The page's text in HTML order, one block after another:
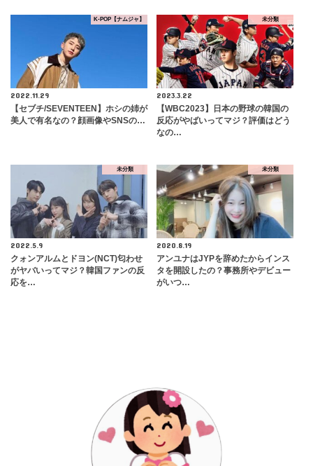
K-POP【ナムジャ】
2022.11.29
【セブチ/SEVENTEEN】ホシの姉が
美人で有名なの？顔画像やSNSの…
未分類
2023.3.22
【WBC2023】日本の野球の韓国の
反応がやばいってマジ？評価はどう
なの…
未分類
2022.5.9
クォンアルムとドヨン(NCT)匂わせ
がヤバいってマジ？韓国ファンの反
応を…
未分類
2020.8.19
アンユナはJYPを辞めたからインス
タを開設したの？事務所やデビュー
がいつ…